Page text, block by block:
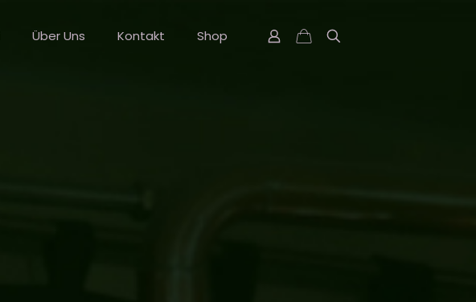
Über Uns Kontakt Shop